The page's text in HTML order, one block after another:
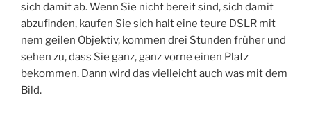
sich damit ab. Wenn Sie nicht bereit sind, sich damit
abzufinden, kaufen Sie sich halt eine teure DSLR mit
nem geilen Objektiv, kommen drei Stunden früher und
sehen zu, dass Sie ganz, ganz vorne einen Platz
bekommen. Dann wird das vielleicht auch was mit dem
Bild.